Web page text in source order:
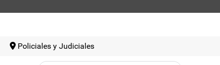
Policiales y Judiciales